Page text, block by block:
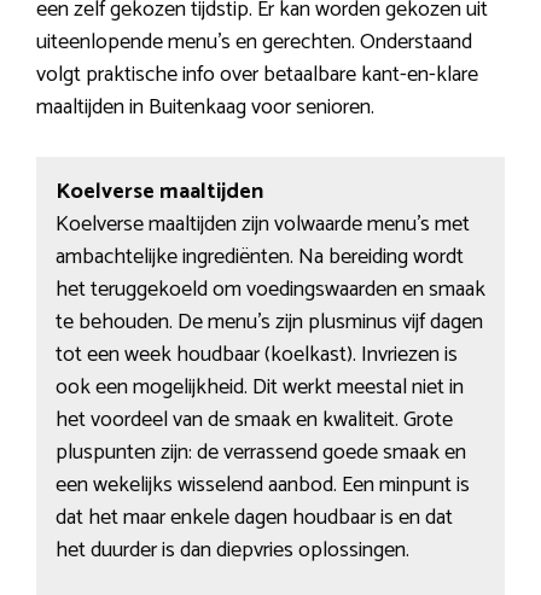
een zelf gekozen tijdstip. Er kan worden gekozen uit
uiteenlopende menu’s en gerechten. Onderstaand
volgt praktische info over betaalbare kant-en-klare
maaltijden in Buitenkaag voor senioren.
Koelverse maaltijden
Koelverse maaltijden zijn volwaarde menu’s met
ambachtelijke ingrediënten. Na bereiding wordt
het teruggekoeld om voedingswaarden en smaak
te behouden. De menu’s zijn plusminus vijf dagen
tot een week houdbaar (koelkast). Invriezen is
ook een mogelijkheid. Dit werkt meestal niet in
het voordeel van de smaak en kwaliteit. Grote
pluspunten zijn: de verrassend goede smaak en
een wekelijks wisselend aanbod. Een minpunt is
dat het maar enkele dagen houdbaar is en dat
het duurder is dan diepvries oplossingen.